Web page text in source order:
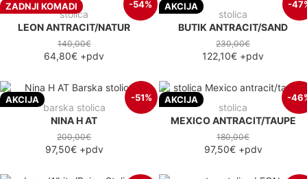
ZADNJI KOMADI -54%
stolica
LEON ANTRACIT/NATUR
140,00€
64,80€ +pdv
AKCIJA -
stolica
BUTIK ANTRACIT/SAND
230,00€
122,10€ +pdv
AKCIJA -51%
barska stolica
NINA H AT
200,00€
97,50€+pdv
AKCIJA -
stolica
MEXICO ANTRACIT/TAUPE
180,00€
97,50€+pdv